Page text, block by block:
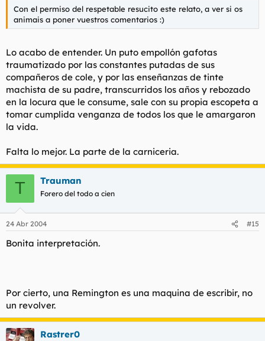
Con el permiso del respetable resucito este relato, a ver si os
animais a poner vuestros comentarios :)
Lo acabo de entender. Un puto empollón gafotas
traumatizado por las constantes putadas de sus
compañeros de cole, y por las enseñanzas de tinte
machista de su padre, transcurridos los años y rebozado
en la locura que le consume, sale con su propia escopeta a
tomar cumplida venganza de todos los que le amargaron
la vida.
Falta lo mejor. La parte de la carniceria.
T Trauman
Forero del todo a cien
24 Abr 2004 #15
Bonita interpretación.
Por cierto, una Remington es una maquina de escribir, no
un revolver.
Rastrer0